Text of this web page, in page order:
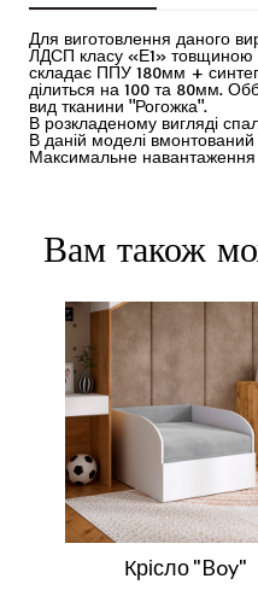
Для виготовлення даного
ЛДСП класу «Е1» товщиною
складає ППУ 180мм +
ділиться на 100 та 80мм.
вид тканини "Рогожка".
В розкладеному вигляді
В даній моделі
Максимальне навантаження
Вам також
Крісло "Boy"